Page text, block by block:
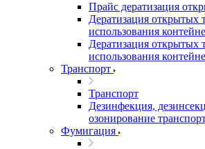
Прайс дератизация
Дератизация открытых
использования
Дератизация открытых
использования
Транспорт
Транспорт
Дезинфекция,
озонирование
Фумигация